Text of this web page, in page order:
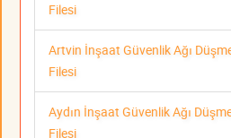
Filesi
Artvin İnşaat Güvenlik Ağı
Filesi
Aydın İnşaat Güvenlik Ağı
Filesi